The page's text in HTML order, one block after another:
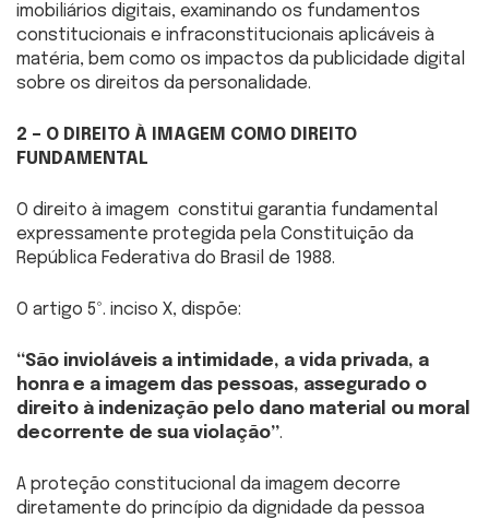
imobiliários digitais, examinando os fundamentos
constitucionais e infraconstitucionais aplicáveis à
matéria, bem como os impactos da publicidade digital
sobre os direitos da personalidade.
2 – O DIREITO À IMAGEM COMO DIREITO
FUNDAMENTAL
O direito à imagem constitui garantia fundamental
expressamente protegida pela Constituição da
República Federativa do Brasil de 1988.
O artigo 5º. inciso X, dispõe:
“São invioláveis a intimidade, a vida privada, a
honra e a imagem das pessoas, assegurado o
direito à indenização pelo dano material ou moral
decorrente de sua violação”.
A proteção constitucional da imagem decorre
diretamente do princípio da dignidade da pessoa